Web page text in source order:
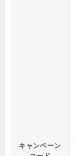
キャンペーン